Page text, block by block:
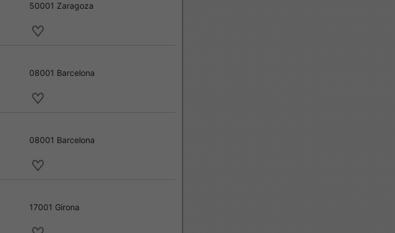
50001 Zaragoza
08001 Barcelona
08001 Barcelona
17001 Girona